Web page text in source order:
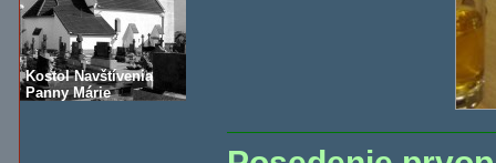
Kostol Navštívenia
Panny Márie